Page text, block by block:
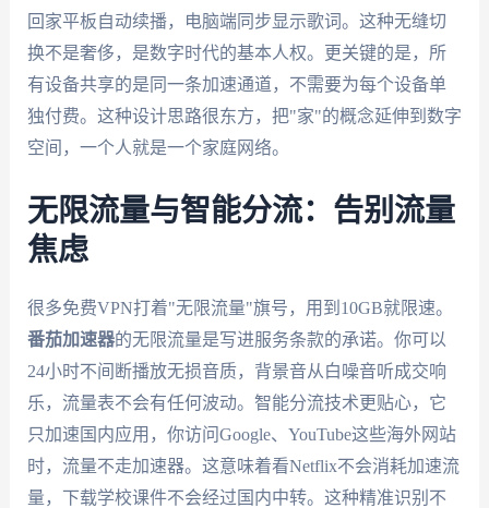
回家平板自动续播，电脑端同步显示歌词。这种无缝切
换不是奢侈，是数字时代的基本人权。更关键的是，所
有设备共享的是同一条加速通道，不需要为每个设备单
独付费。这种设计思路很东方，把"家"的概念延伸到数字
空间，一个人就是一个家庭网络。
无限流量与智能分流：告别流量
焦虑
很多免费VPN打着"无限流量"旗号，用到10GB就限速。
番茄加速器的无限流量是写进服务条款的承诺。你可以
24小时不间断播放无损音质，背景音从白噪音听成交响
乐，流量表不会有任何波动。智能分流技术更贴心，它
只加速国内应用，你访问Google、YouTube这些海外网站
时，流量不走加速器。这意味着看Netflix不会消耗加速流
量，下载学校课件不会经过国内中转。这种精准识别不